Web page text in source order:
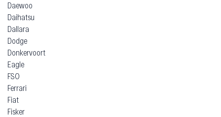
Daewoo
Daihatsu
Dallara
Dodge
Donkervoort
Eagle
FSO
Ferrari
Fiat
Fisker